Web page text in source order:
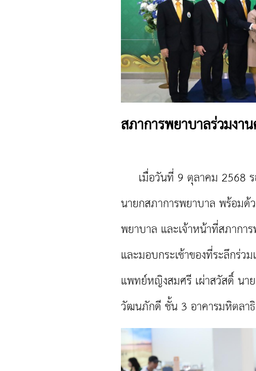
สภาการพยาบาลร่วมง
เมื่อวันที่ 9 ตุลาคม 2568 ร
นายกสภาการพยาบาล พร้อมด้
พยาบาล และเจ้าหน้าที่สภาก
และมอบกระเช้าของที่ระลึกร่
แพทย์หญิงสมศรี เผ่าสวัสดิ์ น
วัฒนภักดี ชั้น 3 อาคารมหิตลา